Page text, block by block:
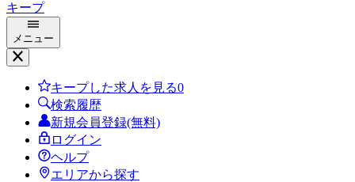
キープ
メニュー
キープした求人を見る0
検索履歴
新規会員登録(無料)
ログイン
ヘルプ
エリアから探す